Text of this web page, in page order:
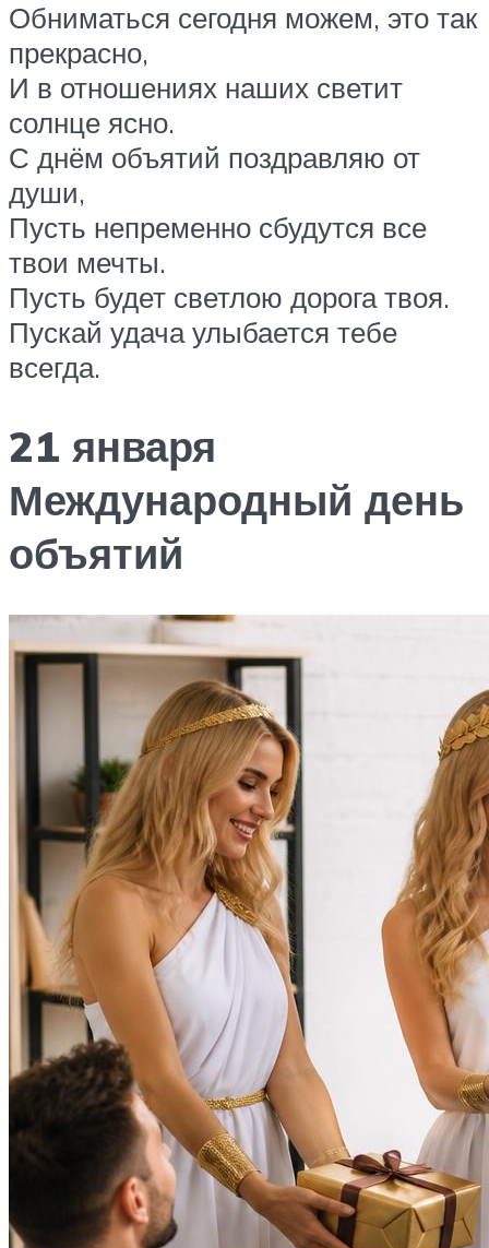
Обниматься сегодня можем, это так
прекрасно,
И в отношениях наших светит
солнце ясно.
С днём объятий поздравляю от
души,
Пусть непременно сбудутся все
твои мечты.
Пусть будет светлою дорога твоя.
Пускай удача улыбается тебе
всегда.
21 января
Международный день
объятий